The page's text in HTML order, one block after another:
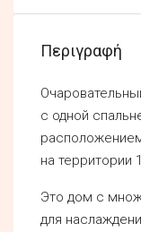
Περιγραφή
с одной
на территории
Это дом с
для